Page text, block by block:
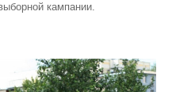
кампании.